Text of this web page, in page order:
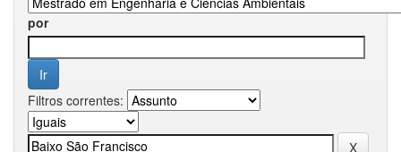
por
Filtros correntes: